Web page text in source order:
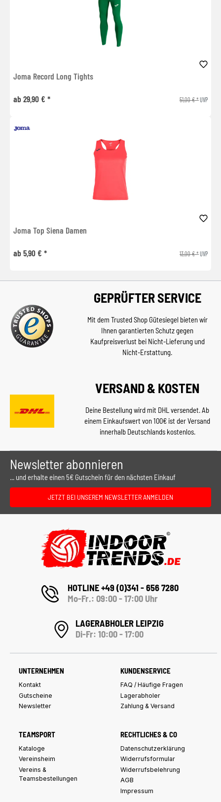
Joma Record Long Tights
ab 29,90 € * 51,00 € *UVP
Joma Top Siena Damen
ab 5,90 € * 13,00 € *UVP
GEPRÜFTER SERVICE
Mit dem Trusted Shop Gütesiegel bieten wir
Ihnen garantierten Schutz gegen
Kaufpreisverlust bei Nicht-Lieferung und
Nicht-Erstattung.
VERSAND & KOSTEN
Deine Bestellung wird mit DHL versendet. Ab
einem Einkaufswert von 100€ ist der Versand
innerhalb Deutschlands kostenlos.
Newsletter abonnieren
... und erhalte einen 5€ Gutschein für den nächsten Einkauf
JETZT BEI UNSEREM NEWSLETTER ANMELDEN
HOTLINE +49 (0)341 - 656 7280
Mo-Fr.: 09:00 - 17:00 Uhr
LAGERABHOLER LEIPZIG
Di-Fr: 10:00 - 17:00
UNTERNEHMEN
Kontakt
Gutscheine
Newsletter
KUNDENSERVICE
FAQ / Häufige Fragen
Lagerabholer
Zahlung & Versand
TEAMSPORT
Kataloge
Vereinsheim
Vereins &
Teamsbestellungen
RECHTLICHES & CO
Datenschutzerklärung
Widerrufsformular
Widerrufsbelehrung
AGB
Impressum